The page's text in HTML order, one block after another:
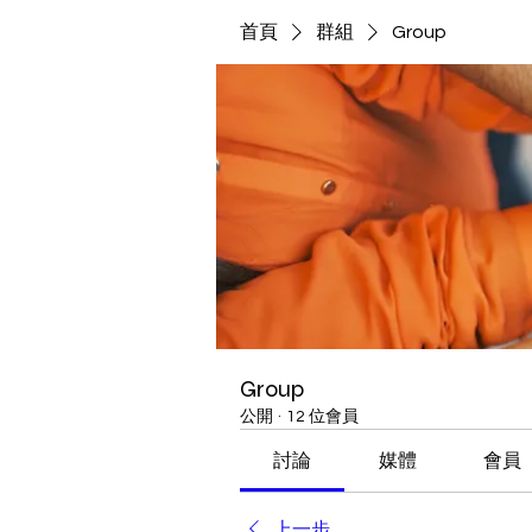
首頁 群組 Group
Group
公開 · 12 位會員
討論 媒體 會員